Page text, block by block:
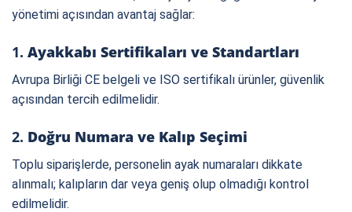
yönetimi açısından avantaj sağlar:
1. Ayakkabı Sertifikaları ve Standartları
Avrupa Birliği CE belgeli ve ISO sertifikalı ürünler, güvenlik
açısından tercih edilmelidir.
2. Doğru Numara ve Kalıp Seçimi
Toplu siparişlerde, personelin ayak numaraları dikkate
alınmalı; kalıpların dar veya geniş olup olmadığı kontrol
edilmelidir.